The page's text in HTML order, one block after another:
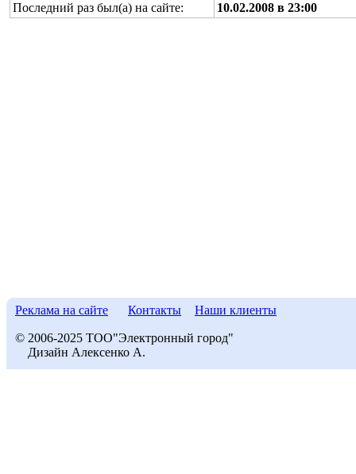
Последний раз был(а) на сайте:
10.02.2008 в 23:00
Реклама на сайте Контакты Наши клиенты
© 2006-2025 ТОО"Электронный город"
Дизайн Алексенко А.